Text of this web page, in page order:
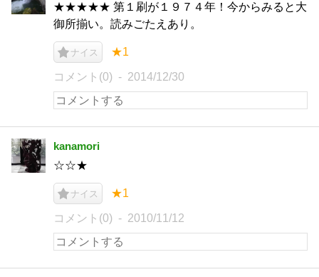
★★★★★ 第１刷が１９７４年！今からみると大
御所揃い。読みごたえあり。
ナイス ★1
コメント(0) 2014/12/30
kanamori
☆☆★
ナイス ★1
コメント(0) 2010/11/12